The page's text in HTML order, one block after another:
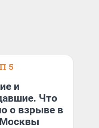
5
и
Что
о взрыве в